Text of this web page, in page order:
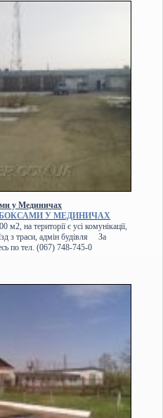
у Мединичах
У МЕДИНИЧАХ
на території є усі комунікації,
з траси, адмін будівля За
по тел. (067) 748-745-0